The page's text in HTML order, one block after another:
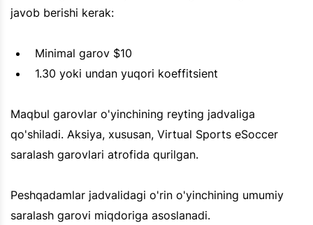
javob berishi kerak:
Minimal garov $10
1.30 yoki undan yuqori koeffitsient
Maqbul garovlar o'yinchining reyting jadvaliga
qo'shiladi. Aksiya, xususan, Virtual Sports eSoccer
saralash garovlari atrofida qurilgan.
Peshqadamlar jadvalidagi o'rin o'yinchining umumiy
saralash garovi miqdoriga asoslanadi.